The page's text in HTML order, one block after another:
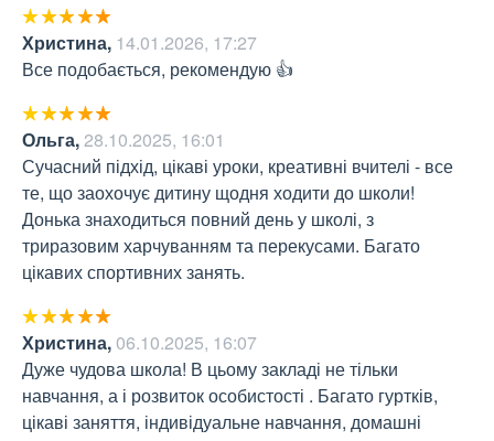
Христина, 14.01.2026, 17:27
Все подобається, рекомендую 👍
Ольга,28.10.2025, 16:01
Сучасний підхід, цікаві уроки, креативні вчителі - все
те, що заохочує дитину щодня ходити до школи!
Донька знаходиться повний день у школі, з
триразовим харчуванням та перекусами. Багато
цікавих спортивних занять.
Христина,06.10.2025, 16:07
Дуже чудова школа! В цьому закладі не тільки
навчання, а і розвиток особистості . Багато гуртків,
цікаві заняття, індивідуальне навчання, домашні